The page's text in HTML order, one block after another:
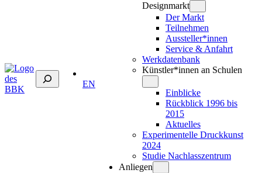
Suchen
EN
Designmarkt
Der Markt
Teilnehmen
Aussteller*innen
Service & Anfahrt
Werkdatenbank
Künstler*innen an Schulen
Einblicke
Rückblick 1996 bis
2015
Aktuelles
Experimentelle Druckkunst
2024
Studie Nachlasszentrum
Anliegen